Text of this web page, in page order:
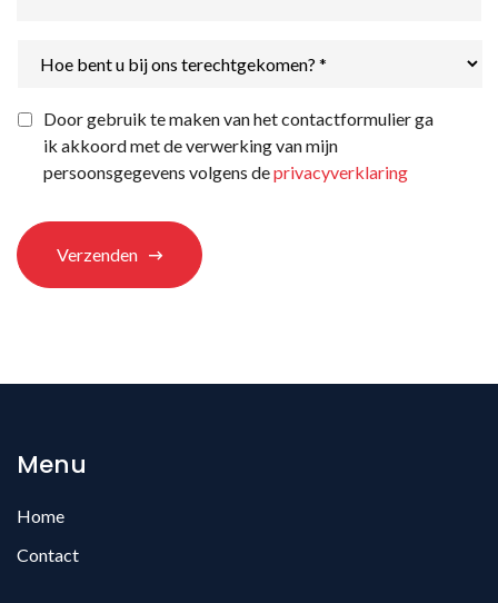
bent
bij
ons
terechtgekomen?
Privacyverklaring *
Door gebruik te maken van het contactformulier ga
ik akkoord met de verwerking van mijn
persoonsgegevens volgens deprivacyverklaring
Verzenden
Menu
Home
Contact